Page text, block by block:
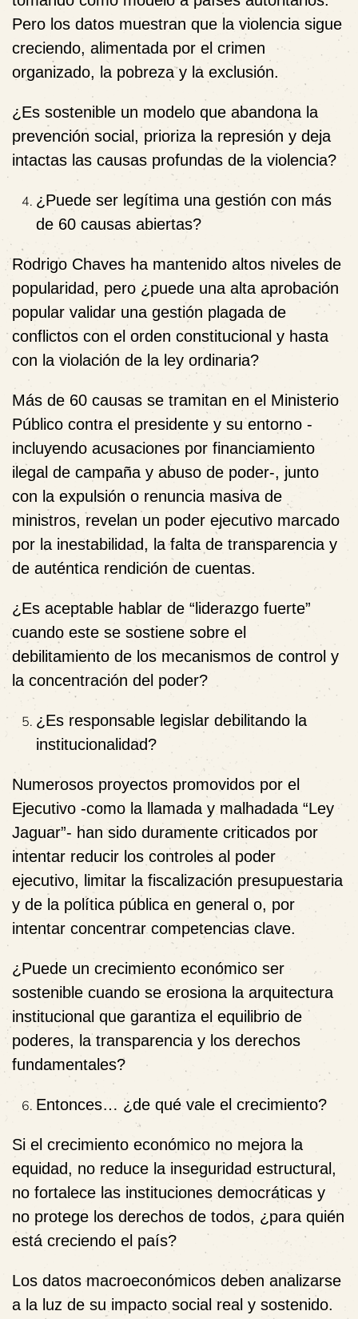
Pero los datos muestran que la violencia sigue
creciendo, alimentada por el crimen
organizado, la pobreza y la exclusión.
¿Es sostenible un modelo que abandona la
prevención social, prioriza la represión y deja
intactas las causas profundas de la violencia?
¿Puede ser legítima una gestión con más
de 60 causas abiertas?
Rodrigo Chaves ha mantenido altos niveles de
popularidad, pero ¿puede una alta aprobación
popular validar una gestión plagada de
conflictos con el orden constitucional y hasta
con la violación de la ley ordinaria?
Más de 60 causas se tramitan en el Ministerio
Público contra el presidente y su entorno -
incluyendo acusaciones por financiamiento
ilegal de campaña y abuso de poder-, junto
con la expulsión o renuncia masiva de
ministros, revelan un poder ejecutivo marcado
por la inestabilidad, la falta de transparencia y
de auténtica rendición de cuentas.
¿Es aceptable hablar de “liderazgo fuerte”
cuando este se sostiene sobre el
debilitamiento de los mecanismos de control y
la concentración del poder?
¿Es responsable legislar debilitando la
institucionalidad?
Numerosos proyectos promovidos por el
Ejecutivo -como la llamada y malhadada “Ley
Jaguar”- han sido duramente criticados por
intentar reducir los controles al poder
ejecutivo, limitar la fiscalización presupuestaria
y de la política pública en general o, por
intentar concentrar competencias clave.
¿Puede un crecimiento económico ser
sostenible cuando se erosiona la arquitectura
institucional que garantiza el equilibrio de
poderes, la transparencia y los derechos
fundamentales?
Entonces… ¿de qué vale el crecimiento?
Si el crecimiento económico no mejora la
equidad, no reduce la inseguridad estructural,
no fortalece las instituciones democráticas y
no protege los derechos de todos, ¿para quién
está creciendo el país?
Los datos macroeconómicos deben analizarse
a la luz de su impacto social real y sostenido.